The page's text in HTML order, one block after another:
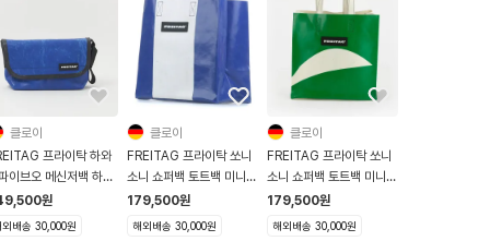
클로이
프라이탁 하와
이브오 메신저백 하파
Hawaii Five O
원
외배송 30,000원
클로이
FREITAG 프라이탁 쏘니
소니 쇼퍼백 토트백 미니
F250 Sonny 블루 화이
트
179,500원
해외배송 30,000원
클로이
FREITAG 프라이탁 쏘니
소니 쇼퍼백 토트백 미니
F250 Sonny 화이트 그
린
179,500원
해외배송 30,000원